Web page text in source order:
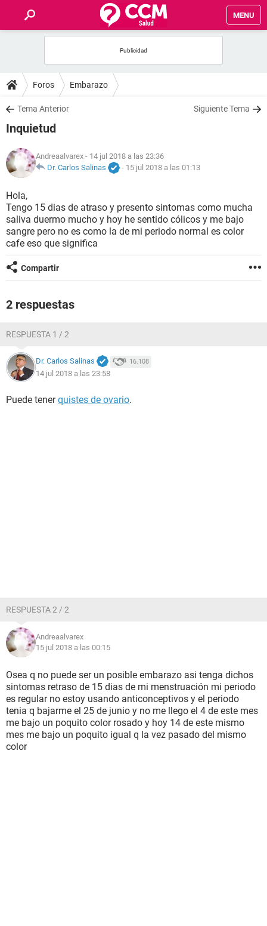
MENU
FOROS
SALUD
FAMILIA
NUTRICIÓN
BIENESTAR
SEXUALIDAD
GLOSARIO
Foros Embarazo
Tema Anterior Siguiente Tema
Inquietud
Andreaalvarex - 14 jul 2018 a las 23:36
Dr. Carlos Salinas
- 15 jul 2018 a las 01:13
Hola,
Tengo 15 dias de atraso y presento sintomas como mucha
saliva duermo mucho y hoy he sentido cólicos y me bajo
sangre pero no es como la de mi periodo normal es color
cafe eso que significa
Compartir
2 respuestas
RESPUESTA 1 / 2
Dr. Carlos Salinas 16.108
14 jul 2018 a las 23:58
Puede tenerquistes de ovario.
RESPUESTA 2 / 2
Andreaalvarex
15 jul 2018 a las 00:15
Osea q no puede ser un posible embarazo asi tenga dichos
sintomas retraso de 15 dias de mi menstruación mi periodo
es regular no estoy usando anticonceptivos y el periodo
tenia q bajarme el 25 de junio y no me llego el 4 de este mes
me bajo un poquito color rosado y hoy 14 de este mismo
mes me bajo un poquito igual q la vez pasado del mismo
color